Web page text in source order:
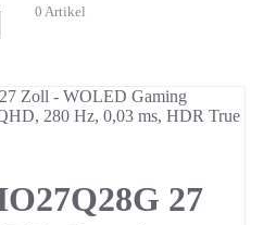
0 Artikel
27